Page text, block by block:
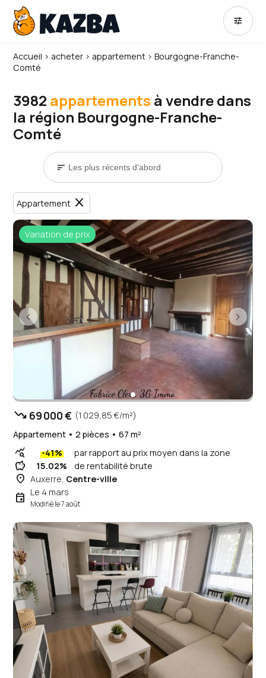
tune
Accueil › acheter › appartement ›Bourgogne-Franche-
Comté
3982 appartements à vendre dans
la région Bourgogne-Franche-
Comté
sort
Appartement close
Variation de prix
trending_down 69 000 € (1 029,85 €/m²)
Appartement • 2 pièces • 67 m²
query_stats -41% par rapport au prix moyen dans la zone
savings 15.02% de rentabilité brute
place Auxerre, Centre-ville
event Le 4 mars
Modifié le 7 août